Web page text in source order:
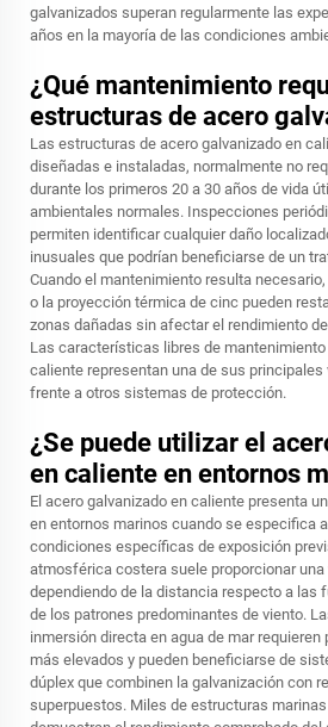
galvanizados superan regularmente las
años en la mayoría de las condiciones
¿Qué mantenimiento
estructuras de acero
Las estructuras de acero galvanizado en
diseñadas e instaladas, normalmente no
durante los primeros 20 a 30 años de vida
ambientales normales. Inspecciones
permiten identificar cualquier daño
inusuales que podrían beneficiarse de un
Cuando el mantenimiento resulta
o la proyección térmica de cinc pueden
zonas dañadas sin afectar el rendimiento
Las características libres de
caliente representan una de sus
frente a otros sistemas de protección.
¿Se puede utilizar el
en caliente en entornos
El acero galvanizado en caliente presenta
en entornos marinos cuando se especifica
condiciones específicas de exposición
atmosférica costera suele proporcionar una
dependiendo de la distancia respecto a las
de los patrones predominantes de viento.
inmersión directa en agua de mar
más elevados y pueden beneficiarse de
dúplex que combinen la galvanización con
superpuestos. Miles de estructuras